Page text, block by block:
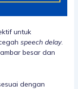
untuk
speech delay.
besar dan
dengan